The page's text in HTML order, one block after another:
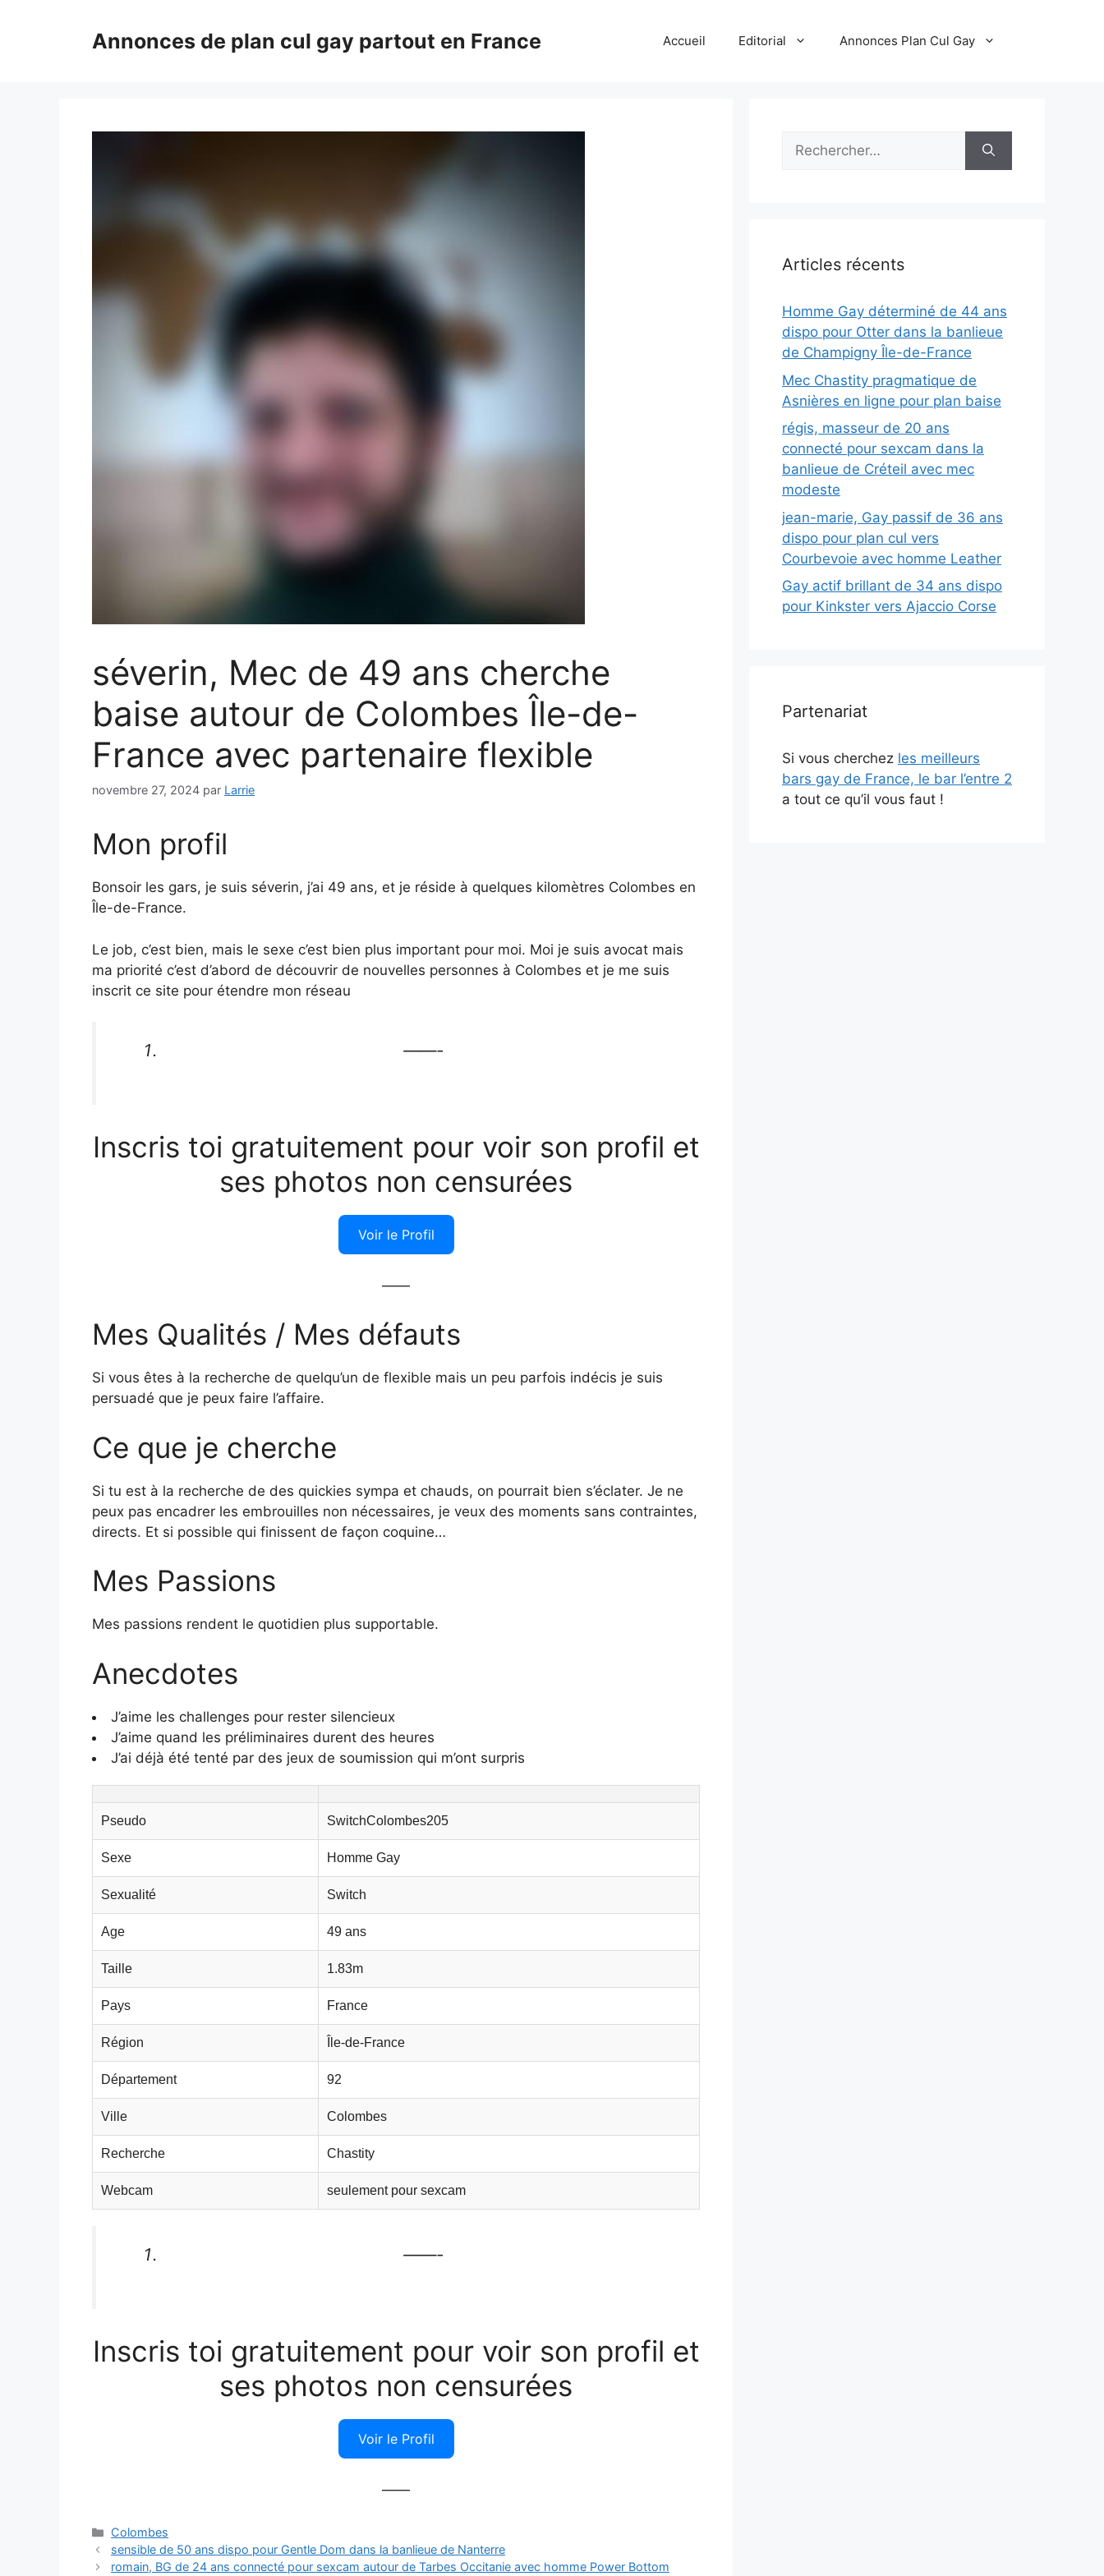
Annonces de plan cul gay partout en France Accueil Editorial Annonces Plan Cul Gay
séverin, Mec de 49 ans cherche
baise autour de Colombes Île-de-
France avec partenaire flexible
novembre 27, 2024 par Larrie
Mon profil
Bonsoir les gars, je suis séverin, j’ai 49 ans, et je réside à quelques kilomètres Colombes en
Île-de-France.
Le job, c’est bien, mais le sexe c’est bien plus important pour moi. Moi je suis avocat mais
ma priorité c’est d’abord de découvrir de nouvelles personnes à Colombes et je me suis
inscrit ce site pour étendre mon réseau
——-
Inscris toi gratuitement pour voir son profil et
ses photos non censurées
Voir le Profil
——
Mes Qualités / Mes défauts
Si vous êtes à la recherche de quelqu’un de flexible mais un peu parfois indécis je suis
persuadé que je peux faire l’affaire.
Ce que je cherche
Si tu est à la recherche de des quickies sympa et chauds, on pourrait bien s’éclater. Je ne
peux pas encadrer les embrouilles non nécessaires, je veux des moments sans contraintes,
directs. Et si possible qui finissent de façon coquine…
Mes Passions
Mes passions rendent le quotidien plus supportable.
Anecdotes
J’aime les challenges pour rester silencieux
J’aime quand les préliminaires durent des heures
J’ai déjà été tenté par des jeux de soumission qui m’ont surpris
Pseudo SwitchColombes205
Sexe Homme Gay
Sexualité Switch
Age 49 ans
Taille 1.83m
Pays France
Région Île-de-France
Département 92
Ville Colombes
Recherche Chastity
Webcam seulement pour sexcam
——-
Inscris toi gratuitement pour voir son profil et
ses photos non censurées
Voir le Profil
——
Catégories
Colombes
sensible de 50 ans dispo pour Gentle Dom dans la banlieue de Nanterre
romain, BG de 24 ans connecté pour sexcam autour de Tarbes Occitanie avec homme Power Bottom
Rechercher :
Articles récents
Homme Gay déterminé de 44 ans
dispo pour Otter dans la banlieue
de Champigny Île-de-France
Mec Chastity pragmatique de
Asnières en ligne pour plan baise
régis, masseur de 20 ans
connecté pour sexcam dans la
banlieue de Créteil avec mec
modeste
jean-marie, Gay passif de 36 ans
dispo pour plan cul vers
Courbevoie avec homme Leather
Gay actif brillant de 34 ans dispo
pour Kinkster vers Ajaccio Corse
Partenariat
Si vous cherchez les meilleurs
bars gay de France, le bar l’entre 2
a tout ce qu’il vous faut !